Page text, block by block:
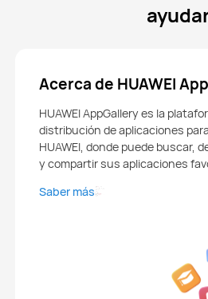
Acerca de HUAWEI
HUAWEI AppGallery es la
distribución de aplicaciones
HUAWEI, donde puede buscar,
y compartir sus aplicaciones
Saber más